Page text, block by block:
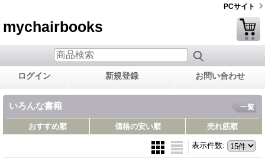
PCサイト
mychairbooks
ログイン 新規登録 お問い合わせ
いろんな書籍 一覧
おすすめ順 価格の安い順 売れ筋順
表示件数: